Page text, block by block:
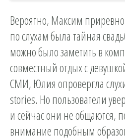
Вероятно, Максим
по слухам была тайная
можно было заметить в
совместный отдых с
СМИ, Юлия опровергла
stories. Но пользователи
и сейчас они не общаются,
внимание подобным